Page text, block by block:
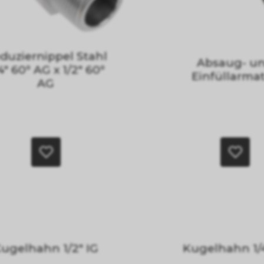
Stahl
60° AG x 1/2" 60°
AG
Absaug-
1/2" IG Kugelhahn 1/